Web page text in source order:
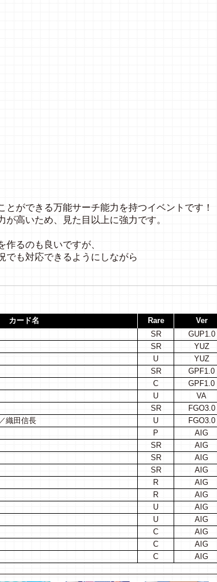
とができる万能サーチ能力を持つイベントです！
高いため、見た目以上に強力です。
るのも良いですが、
でも対応できるようにしながら
カード名 Rare
Ver
SR
GUP1.0
SR
YUZ
U
YUZ
SR
GPF1.0
C
GPF1.0
U
VA
SR
FGO3.0
織田信長 U
FGO3.0
P
AIG
SR
AIG
SR
AIG
SR
AIG
R
AIG
R
AIG
U
AIG
U
AIG
C
AIG
C
AIG
C AIG